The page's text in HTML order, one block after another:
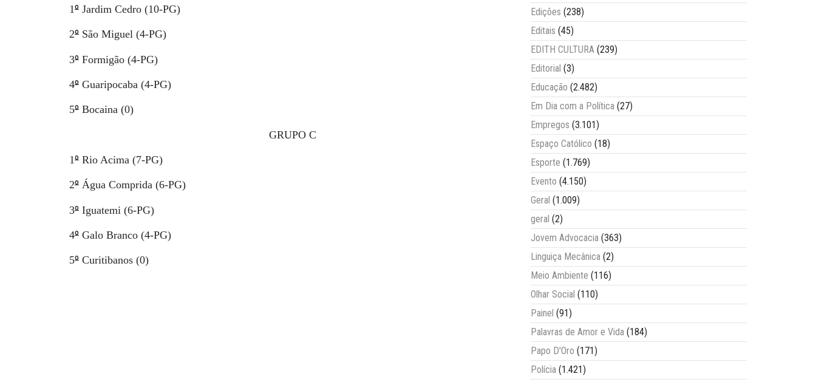
1º Jardim Cedro (10-PG)
2º São Miguel (4-PG)
3º Formigão (4-PG)
4º Guaripocaba (4-PG)
5º Bocaina (0)
GRUPO C
1º Rio Acima (7-PG)
2º Água Comprida (6-PG)
3º Iguatemi (6-PG)
4º Galo Branco (4-PG)
5º Curitibanos (0)
Edições (238)
Editais (45)
EDITH CULTURA (239)
Editorial (3)
Educação (2.482)
Em Dia com a Política (27)
Empregos (3.101)
Espaço Católico (18)
Esporte (1.769)
Evento (4.150)
Geral (1.009)
geral (2)
Jovem Advocacia (363)
Linguiça Mecânica (2)
Meio Ambiente (116)
Olhar Social (110)
Painel (91)
Palavras de Amor e Vida (184)
Papo D'Oro (171)
Polícia (1.421)